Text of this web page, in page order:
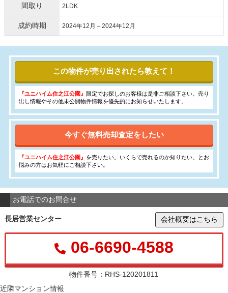
間取り 2LDK
成約時期 2024年12月～2024年12月
この物件が売り出されたら教えて！
『ユニハイム住之江公園』 限定でお探しのお客様は是非ご相談下さい。売り
出し情報やその他未公開物件情報を優先的にお知らせいたします。
今すぐ無料売却査定をしたい
『ユニハイム住之江公園』 を売りたい。いくらで売れるのか知りたい。とお
悩みの方はお気軽にご相談下さい。
お電話でのお問合せ
長居営業センター 会社概要はこちら
06-6690-4588
物件番号：RHS-120201811
近隣マンション情報